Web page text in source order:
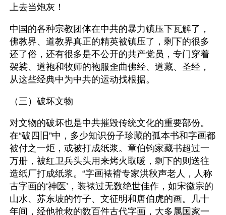
上去当炮灰！
中国的各种宗教团体在中共的暴力镇压下瓦解了，
佛教界、道教界真正的精英被镇压了，剩下的很多
还了俗，还有很多是不公开的共产党员，专门穿着
袈裟、道袍和牧师的袍服歪曲佛经、道藏、圣经，
从这些经典中为中共的运动找根据。
（三）破坏文物
对文物的破坏也是中共摧毁传统文化的重要部份。
在“破四旧”中，多少知识份子珍藏的孤本书和字画都
被付之一炬，或被打成纸浆。章伯钧家藏书超过一
万册，被红卫兵头头用来烤火取暖，剩下的则送往
造纸厂打成纸浆。“字画裱褙专家洪秋声老人，人称
古字画的‘神医’，装裱过无数绝世佳作，如宋徽宗的
山水、苏东坡的竹子、文征明和唐伯虎的画。几十
年间，经他抢救的数百件古代字画，大多属国家一